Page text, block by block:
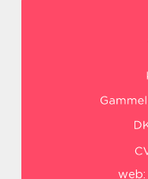
web: